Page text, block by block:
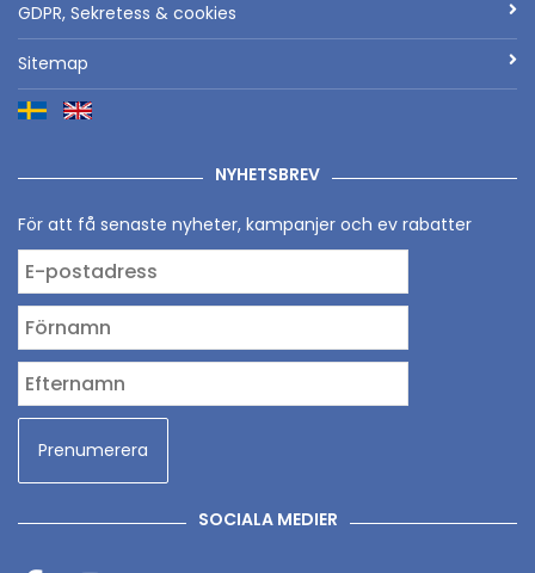
GDPR, Sekretess & cookies
Sitemap
NYHETSBREV
För att få senaste nyheter, kampanjer och ev rabatter
SOCIALA MEDIER